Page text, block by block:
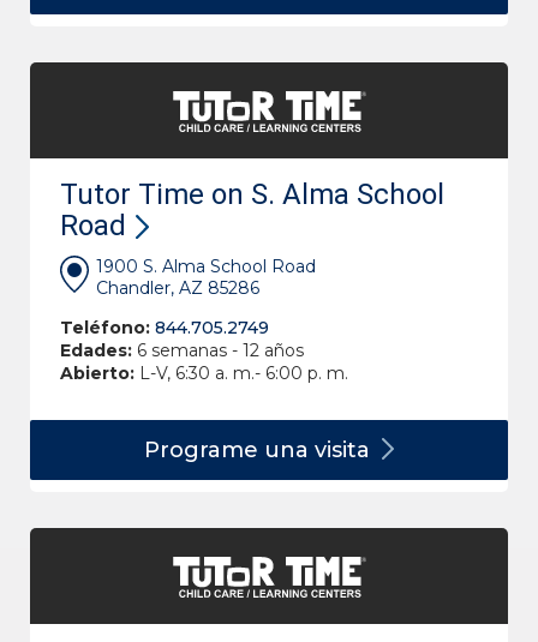
Tutor Time on S. Alma School
Road
1900 S. Alma School Road
Chandler, AZ 85286
Teléfono: 844.705.2749
Edades: 6 semanas - 12 años
Abierto: L-V, 6:30 a. m.- 6:00 p. m.
Programe una visita